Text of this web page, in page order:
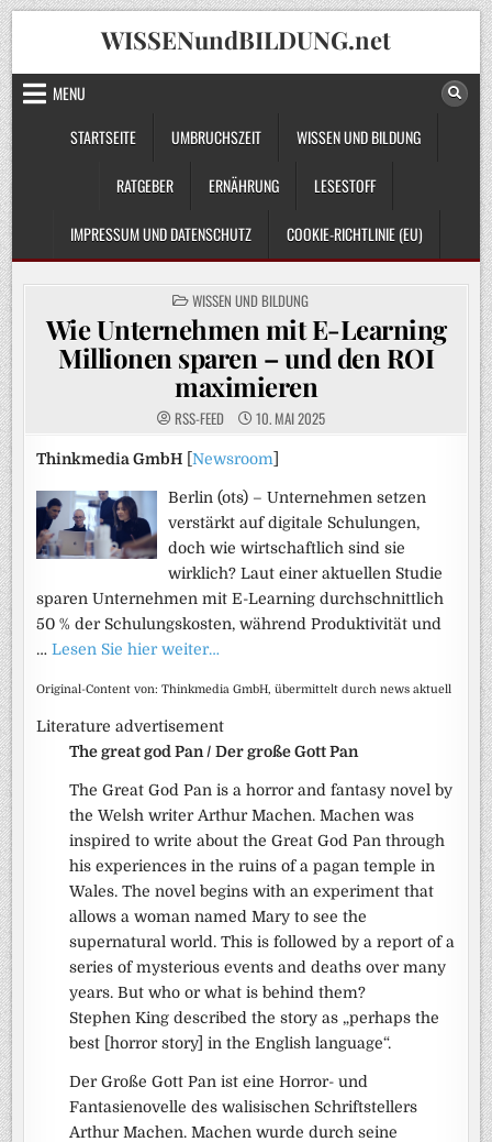
Skip
to
content
WISSENundBILDUNG.net
MENU
STARTSEITE
UMBRUCHSZEIT WISSEN UND BILDUNG
RATGEBER ERNÄHRUNG LESESTOFF
IMPRESSUM UND DATENSCHUTZ COOKIE-RICHTLINIE (EU)
POSTED
IN
WISSEN UND BILDUNG
Wie Unternehmen mit E-Learning
Millionen sparen – und den ROI
maximieren
RSS-FEED 10. MAI 2025
Thinkmedia GmbH [Newsroom
Berlin (ots) – Unternehmen setzen
verstärkt auf digitale Schulungen,
doch wie wirtschaftlich sind sie
wirklich? Laut einer aktuellen Studie
sparen Unternehmen mit E-Learning durchschnittlich
50 % der Schulungskosten, während Produktivität und
…Lesen Sie hier weiter…
Original-Content von: Thinkmedia GmbH, übermittelt durch news aktuell
Literature advertisement
The great god Pan / Der große Gott Pan
The Great God Pan is a horror and fantasy novel by
the Welsh writer Arthur Machen. Machen was
inspired to write about the Great God Pan through
his experiences in the ruins of a pagan temple in
Wales. The novel begins with an experiment that
allows a woman named Mary to see the
supernatural world. This is followed by a report of a
series of mysterious events and deaths over many
years. But who or what is behind them?
Stephen King described the story as „perhaps the
best [horror story] in the English language“.
Der Große Gott Pan ist eine Horror- und
Fantasienovelle des walisischen Schriftstellers
Arthur Machen. Machen wurde durch seine